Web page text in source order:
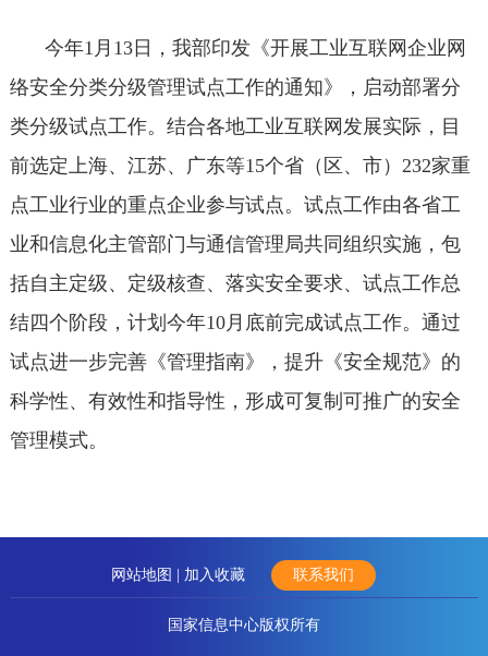
今年1月13日，我部印发《开展工业互联网企业网
络安全分类分级管理试点工作的通知》，启动部署分
类分级试点工作。结合各地工业互联网发展实际，目
前选定上海、江苏、广东等15个省（区、市）232家重
点工业行业的重点企业参与试点。试点工作由各省工
业和信息化主管部门与通信管理局共同组织实施，包
括自主定级、定级核查、落实安全要求、试点工作总
结四个阶段，计划今年10月底前完成试点工作。通过
试点进一步完善《管理指南》，提升《安全规范》的
科学性、有效性和指导性，形成可复制可推广的安全
管理模式。
网站地图 | 加入收藏 联系我们
国家信息中心版权所有